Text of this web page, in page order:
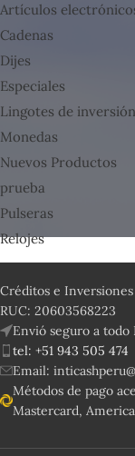
Artículos
Cadenas
Dijes
Especiales
Lingotes de inversión
Monedas
Nuevos Productos
prueba
Pulseras
Relojes
Créditos e Inversiones
RUC: 20603568223
Envió seguro a todo
tel: +51 943 505 474
Email:
Métodos de pago
Mastercard,